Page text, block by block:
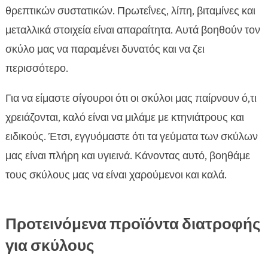
θρεπτικών συστατικών. Πρωτεΐνες, λίπη, βιταμίνες και
μεταλλικά στοιχεία είναι απαραίτητα. Αυτά βοηθούν τον
σκύλο μας να παραμένει δυνατός και να ζει
περισσότερο.
Για να είμαστε σίγουροι ότι οι σκύλοι μας παίρνουν ό,τι
χρειάζονται, καλό είναι να μιλάμε με κτηνιάτρους και
ειδικούς. Έτσι, εγγυόμαστε ότι τα γεύματα των σκύλων
μας είναι πλήρη και υγιεινά. Κάνοντας αυτό, βοηθάμε
τους σκύλους μας να είναι χαρούμενοι και καλά.
Προτεινόμενα προϊόντα διατροφής
για σκύλους